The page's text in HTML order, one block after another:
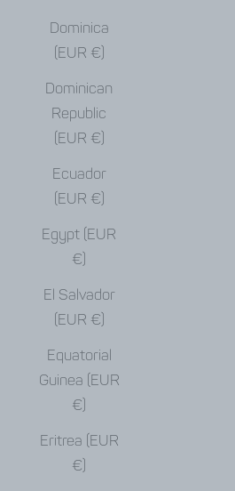
Dominica
(EUR €)
Dominican
Republic
(EUR €)
Ecuador
(EUR €)
Egypt (EUR
€)
El Salvador
(EUR €)
Equatorial
Guinea (EUR
€)
Eritrea (EUR
€)